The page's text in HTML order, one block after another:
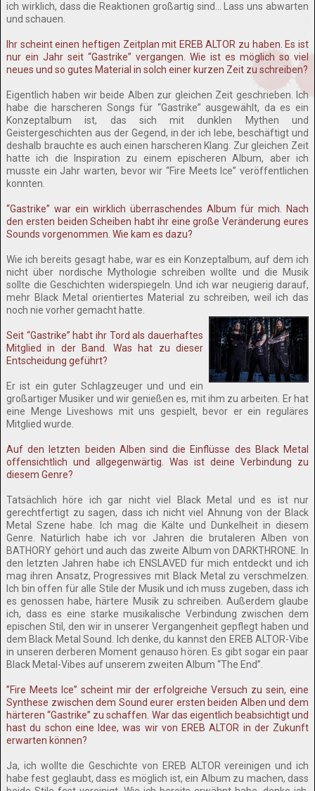
ich wirklich, dass die Reaktionen großartig sind... Lass uns abwarten
und schauen.
Ihr scheint einen heftigen Zeitplan mit EREB ALTOR zu haben. Es ist
nur ein Jahr seit “Gastrike” vergangen. Wie ist es möglich so viel
neues und so gutes Material in solch einer kurzen Zeit zu schreiben?
Eigentlich haben wir beide Alben zur gleichen Zeit geschrieben. Ich
habe die harscheren Songs für “Gastrike” ausgewählt, da es ein
Konzeptalbum ist, das sich mit dunklen Mythen und
Geistergeschichten aus der Gegend, in der ich lebe, beschäftigt und
deshalb brauchte es auch einen harscheren Klang. Zur gleichen Zeit
hatte ich die Inspiration zu einem epischeren Album, aber ich
musste ein Jahr warten, bevor wir “Fire Meets Ice” veröffentlichen
konnten.
“Gastrike” war ein wirklich überraschendes Album für mich. Nach
den ersten beiden Scheiben habt ihr eine große Veränderung eures
Sounds vorgenommen. Wie kam es dazu?
Wie ich bereits gesagt habe, war es ein Konzeptalbum, auf dem ich
nicht über nordische Mythologie schreiben wollte und die Musik
sollte die Geschichten widerspiegeln. Und ich war neugierig darauf,
mehr Black Metal orientiertes Material zu schreiben, weil ich das
noch nie vorher gemacht hatte.
Seit “Gastrike” habt ihr Tord als dauerhaftes
Mitglied in der Band. Was hat zu dieser
Entscheidung geführt?
Er ist ein guter Schlagzeuger und und ein
großartiger Musiker und wir genießen es, mit ihm zu arbeiten. Er hat
eine Menge Liveshows mit uns gespielt, bevor er ein reguläres
Mitglied wurde.
Auf den letzten beiden Alben sind die Einflüsse des Black Metal
offensichtlich und allgegenwärtig. Was ist deine Verbindung zu
diesem Genre?
Tatsächlich höre ich gar nicht viel Black Metal und es ist nur
gerechtfertigt zu sagen, dass ich nicht viel Ahnung von der Black
Metal Szene habe. Ich mag die Kälte und Dunkelheit in diesem
Genre. Natürlich habe ich vor Jahren die brutaleren Alben von
BATHORY gehört und auch das zweite Album von DARKTHRONE. In
den letzten Jahren habe ich ENSLAVED für mich entdeckt und ich
mag ihren Ansatz, Progressives mit Black Metal zu verschmelzen.
Ich bin offen für alle Stile der Musik und ich muss zugeben, dass ich
es genossen habe, härtere Musik zu schreiben. Außerdem glaube
ich, dass es eine starke musikalische Verbindung zwischen dem
epischen Stil, den wir in unserer Vergangenheit gepflegt haben und
dem Black Metal Sound. Ich denke, du kannst den EREB ALTOR-Vibe
in unseren derberen Moment genauso hören. Es gibt sogar ein paar
Black Metal-Vibes auf unserem zweiten Album “The End”.
”Fire Meets Ice” scheint mir der erfolgreiche Versuch zu sein, eine
Synthese zwischen dem Sound eurer ersten beiden Alben und dem
härteren “Gastrike” zu schaffen. War das eigentlich beabsichtigt und
hast du schon eine Idee, was wir von EREB ALTOR in der Zukunft
erwarten können?
Ja, ich wollte die Geschichte von EREB ALTOR vereinigen und ich
habe fest geglaubt, dass es möglich ist, ein Album zu machen, dass